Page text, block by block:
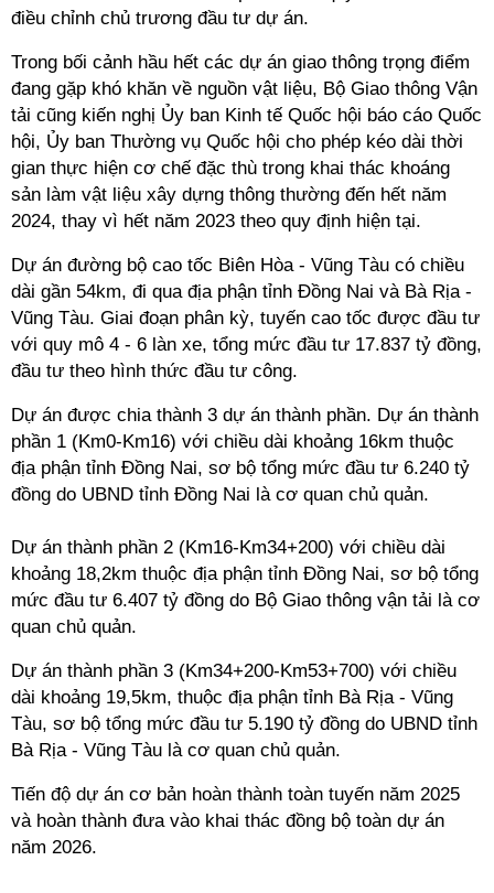
điều chỉnh chủ trương đầu tư dự án.
Trong bối cảnh hầu hết các dự án giao thông trọng điểm
đang gặp khó khăn về nguồn vật liệu, Bộ Giao thông Vận
tải cũng kiến nghị Ủy ban Kinh tế Quốc hội báo cáo Quốc
hội, Ủy ban Thường vụ Quốc hội cho phép kéo dài thời
gian thực hiện cơ chế đặc thù trong khai thác khoáng
sản làm vật liệu xây dựng thông thường đến hết năm
2024, thay vì hết năm 2023 theo quy định hiện tại.
Dự án đường bộ cao tốc Biên Hòa - Vũng Tàu có chiều
dài gần 54km, đi qua địa phận tỉnh Đồng Nai và Bà Rịa -
Vũng Tàu. Giai đoạn phân kỳ, tuyến cao tốc được đầu tư
với quy mô 4 - 6 làn xe, tổng mức đầu tư 17.837 tỷ đồng,
đầu tư theo hình thức đầu tư công.
Dự án được chia thành 3 dự án thành phần. Dự án thành
phần 1 (Km0-Km16) với chiều dài khoảng 16km thuộc
địa phận tỉnh Đồng Nai, sơ bộ tổng mức đầu tư 6.240 tỷ
đồng do UBND tỉnh Đồng Nai là cơ quan chủ quản.
Dự án thành phần 2 (Km16-Km34+200) với chiều dài
khoảng 18,2km thuộc địa phận tỉnh Đồng Nai, sơ bộ tổng
mức đầu tư 6.407 tỷ đồng do Bộ Giao thông vận tải là cơ
quan chủ quản.
Dự án thành phần 3 (Km34+200-Km53+700) với chiều
dài khoảng 19,5km, thuộc địa phận tỉnh Bà Rịa - Vũng
Tàu, sơ bộ tổng mức đầu tư 5.190 tỷ đồng do UBND tỉnh
Bà Rịa - Vũng Tàu là cơ quan chủ quản.
Tiến độ dự án cơ bản hoàn thành toàn tuyến năm 2025
và hoàn thành đưa vào khai thác đồng bộ toàn dự án
năm 2026.